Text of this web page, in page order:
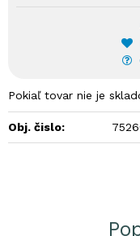
Pokiaľ tovar nie je
Obj. čislo: